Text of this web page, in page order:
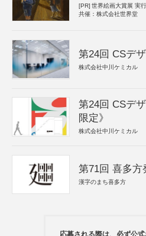
[PR] 世界絵画大賞展 実
共催：株式会社世界堂
第24回 CSデ
株式会社中川ケミカル
第24回 CSデ
限定》
株式会社中川ケミカル
第71回 喜多
漢字のまち喜多方
応募される際は、必ず公